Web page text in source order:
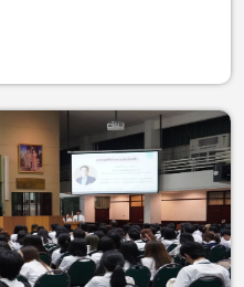
สาธารณรัฐฝรั่งเศส